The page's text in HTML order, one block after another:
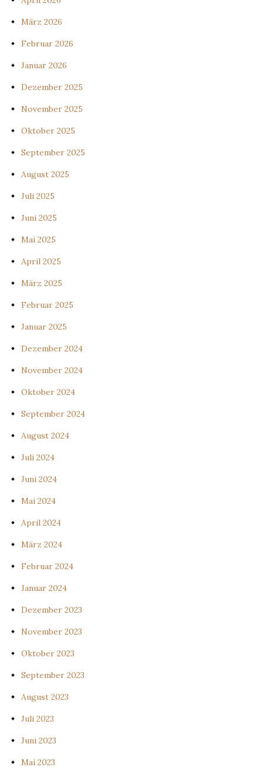
März 2026
Februar 2026
Januar 2026
Dezember 2025
November 2025
Oktober 2025
September 2025
August 2025
Juli 2025
Juni 2025
Mai 2025
April 2025
März 2025
Februar 2025
Januar 2025
Dezember 2024
November 2024
Oktober 2024
September 2024
August 2024
Juli 2024
Juni 2024
Mai 2024
April 2024
März 2024
Februar 2024
Januar 2024
Dezember 2023
November 2023
Oktober 2023
September 2023
August 2023
Juli 2023
Juni 2023
Mai 2023